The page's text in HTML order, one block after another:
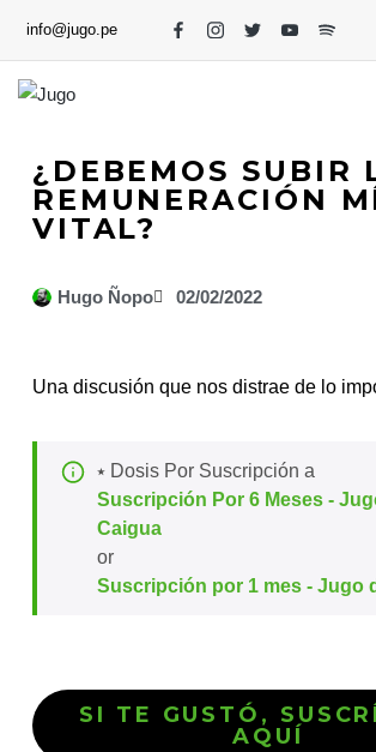
info@jugo.pe
¿DEBEMOS SUBIR
REMUNERACIÓN
VITAL?
Hugo Ñopo 02/02/2022
Una discusión que nos distrae de lo
⭑ Dosis Por Suscripción a
Suscripción Por 6 Meses -
Caigua
or
Suscripción por 1 mes - Jugo
SI TE GUSTÓ,
AQUÍ